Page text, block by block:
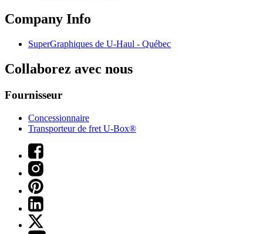
Company Info
SuperGraphiques de U-Haul - Québec
Collaborez avec nous
Fournisseur
Concessionnaire
Transporteur de fret U-Box®